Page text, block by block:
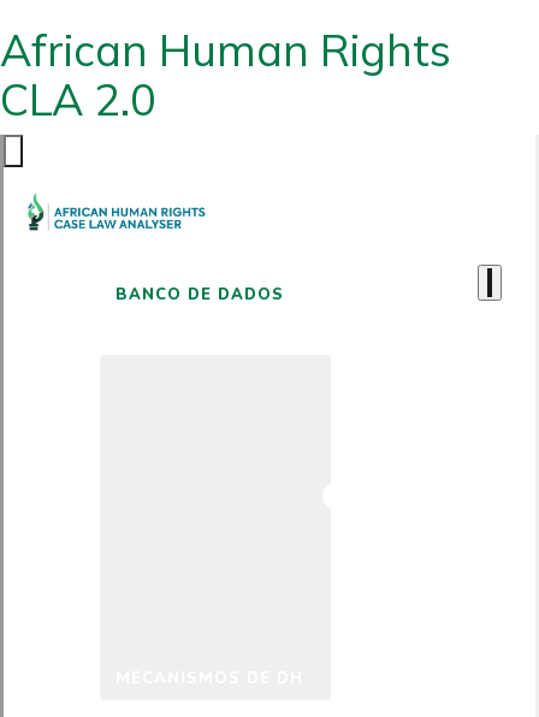
African Human Rights
CLA 2.0
BANCO DE DADOS